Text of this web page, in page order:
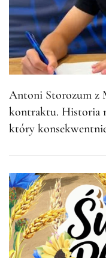
Antoni Storozum z
kontraktu. Historia
który